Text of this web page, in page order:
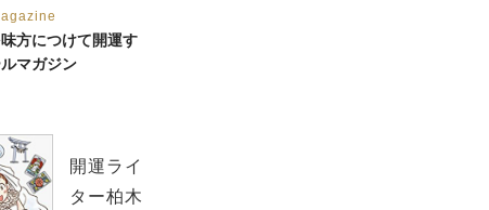
方につけて開運す
マガジン
開運ライ
ター柏木